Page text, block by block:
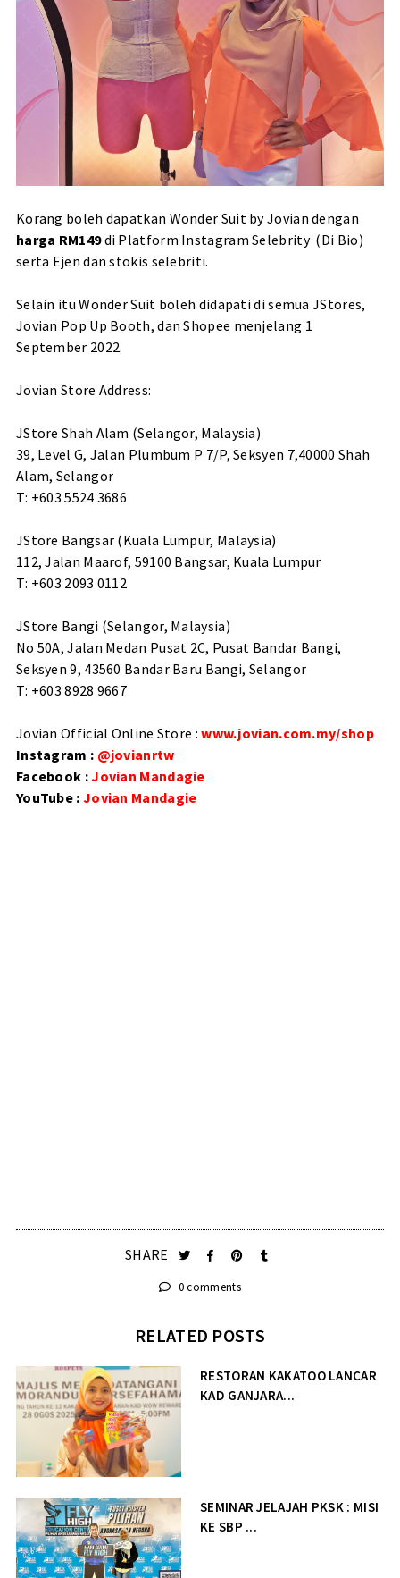
Korang boleh dapatkan Wonder Suit by Jovian dengan
harga RM149di Platform Instagram Selebrity (Di Bio)
serta Ejen dan stokis selebriti.
Selain itu Wonder Suit boleh didapati di semua JStores,
Jovian Pop Up Booth, dan Shopee menjelang 1
September 2022.
Jovian Store Address:
JStore Shah Alam (Selangor, Malaysia)
39, Level G, Jalan Plumbum P 7/P, Seksyen 7,40000 Shah
Alam, Selangor
T: +603 5524 3686
JStore Bangsar (Kuala Lumpur, Malaysia)
112, Jalan Maarof, 59100 Bangsar, Kuala Lumpur
T: +603 2093 0112
JStore Bangi (Selangor, Malaysia)
No 50A, Jalan Medan Pusat 2C, Pusat Bandar Bangi,
Seksyen 9, 43560 Bandar Baru Bangi, Selangor
T: +603 8928 9667
Jovian Official Online Store :www.jovian.com.my/shop
Instagram : @jovianrtw
Facebook :Jovian Mandagie
YouTube : Jovian Mandagie
SHARE
0 comments
RELATED POSTS
RESTORAN KAKATOO LANCAR
KAD GANJARA...
SEMINAR JELAJAH PKSK : MISI
KE SBP ...